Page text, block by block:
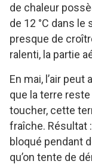
de chaleur
de 12 °C dans
presque de
ralenti, la partie
En mai, l’air peut
que la terre reste
toucher, cette
fraîche. Résultat
bloqué pendant
qu’on tente de